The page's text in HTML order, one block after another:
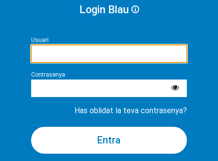
Login Blau
Usuari
Contrasenya
Has oblidat la teva contrasenya?